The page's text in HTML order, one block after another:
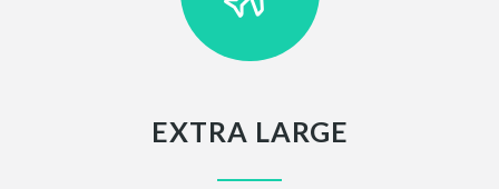
EXTRA LARGE